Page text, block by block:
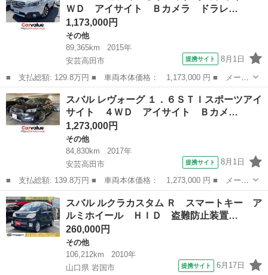
ビ アイサイ...
ＷＤ アイサイト Ｂカメラ ドラレ…
1,173,000円
その他
89,365km
2015年
安芸高田市
提携サイト 8月1日
■ 支払総額: 129.8万円 ■ 車両本体価格： 1,173,000 円 ■ メーカ
ー名： スバル ■ 車種名： レガシィアウトバック ■ グレード
名： リミテッド ４ＷＤ アイサイト Ｂカメラ ドラレコ ＥＴ
Ｃ 両席パ...
広島 安芸高田市 その他
スバル レヴォーグ １．６ＳＴＩスポーツアイ
サイト ４ＷＤ アイサイト Ｂカメ…
1,273,000円
その他
84,830km
2017年
安芸高田市
提携サイト 8月1日
■ 支払総額: 139.8万円 ■ 車両本体価格： 1,273,000 円 ■ メーカ
ー名： スバル ■ 車種名： レヴォーグ ■ グレード名： １．６
ＳＴＩスポーツアイサイト ４ＷＤ アイサイト Ｂカメラ ＥＴ
Ｃ ＬＥＤ...
広島 安芸高田市 その他
スバル ルクラカスタム Ｒ スマートキー ア
ルミホイール ＨＩＤ 盗難防止装置…
260,000円
その他
106,212km
2010年
山口県 岩国市
提携サイト 6月17日